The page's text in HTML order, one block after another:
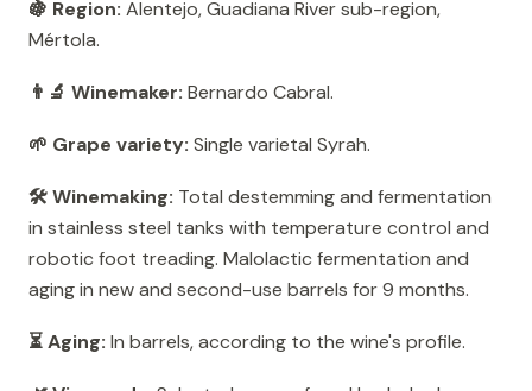
🍇 Region: Alentejo, Guadiana River sub-region,
Mértola.
👨‍🔬 Winemaker: Bernardo Cabral.
🌱 Grape variety: Single varietal Syrah.
🛠️ Winemaking: Total destemming and fermentation
in stainless steel tanks with temperature control and
robotic foot treading. Malolactic fermentation and
aging in new and second-use barrels for 9 months.
⏳ Aging: In barrels, according to the wine's profile.